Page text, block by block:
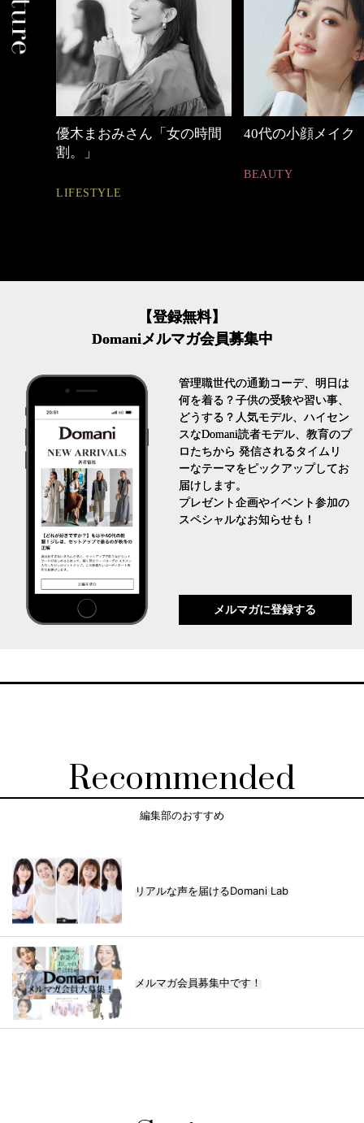
40代の小顔メイク
心地よくいられる
【登録無料】
Domaniメルマガ会員募集中
管理職世代の通勤コーデ、明日は
何を着る？子供の受験や習い事、
どうする？人気モデル、ハイセン
スなDomani読者モデル、教育のプ
ロたちから 発信されるタイムリ
ーなテーマをピックアップしてお
届けします。
プレゼント企画やイベント参加の
スペシャルなお知らせも！
メルマガに登録する
Recommended
編集部のおすすめ
リアルな声を届けるDomani Lab
メルマガ会員募集中です！